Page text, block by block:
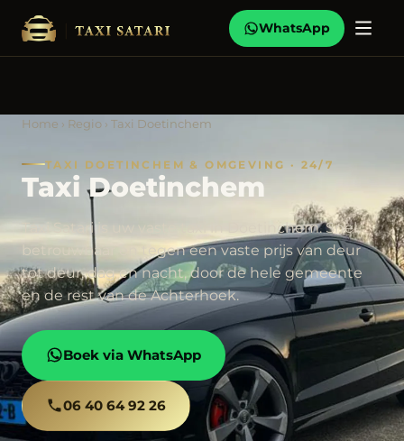
WhatsApp
Home › Regio › Taxi Doetinchem
TAXI DOETINCHEM & OMGEVING · 24/7
Taxi Doetinchem
Taxi Satari is uw vaste taxi in Doetinchem. Snel,
betrouwbaar en tegen een vaste prijs van deur
tot deur, dag en nacht, door de hele gemeente
en de rest van de Achterhoek.
Boek via WhatsApp
06 40 64 92 26